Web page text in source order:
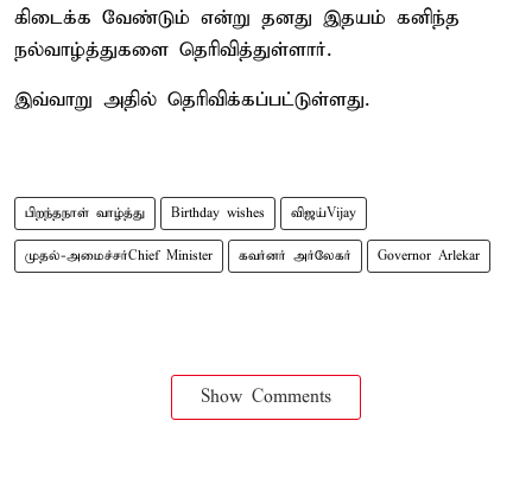
கிடைக்க வேண்டும் என்று தனது இதயம் கனிந்த
நல்வாழ்த்துகளை தெரிவித்துள்ளார்.
இவ்வாறு அதில் தெரிவிக்கப்பட்டுள்ளது.
பிறந்தநாள் வாழ்த்து Birthday wishes விஜய்Vijay
முதல்-அமைச்சர்Chief Minister கவர்னர் அர்லேகர் Governor Arlekar
Show Comments